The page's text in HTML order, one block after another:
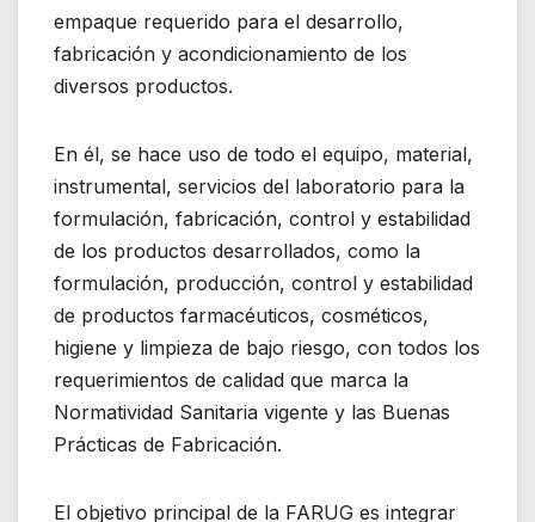
empaque requerido para el desarrollo,
fabricación y acondicionamiento de los
diversos productos.
En él, se hace uso de todo el equipo, material,
instrumental, servicios del laboratorio para la
formulación, fabricación, control y estabilidad
de los productos desarrollados, como la
formulación, producción, control y estabilidad
de productos farmacéuticos, cosméticos,
higiene y limpieza de bajo riesgo, con todos los
requerimientos de calidad que marca la
Normatividad Sanitaria vigente y las Buenas
Prácticas de Fabricación.
El objetivo principal de la FARUG es integrar